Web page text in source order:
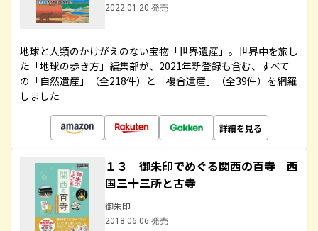
2022.01.20 発売
地球と人類のかけがえのない宝物「世界遺産」。世界中を旅し
た「地球の歩き方」編集部が、2021年新登録も含む、すべて
の「自然遺産」（全218件）と「複合遺産」（全39件）を網羅
しました
詳細を見る
１３ 御朱印でめぐる関西の百寺 西
国三十三所と古寺
御朱印
2018.06.06 発売